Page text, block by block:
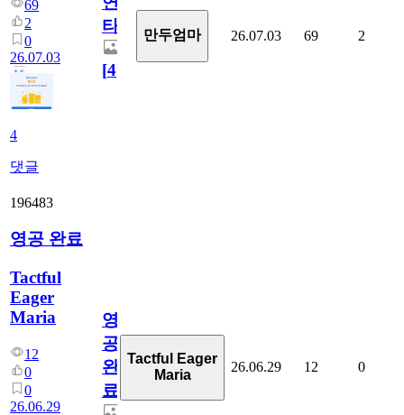
69
2
0
26.07.03
4
댓글
타
[4]
만두엄마 26.07.03 69 2
196483
영공 완료
Tactful
Eager
Maria
12
0
0
26.06.29
영
공
완
료
Tactful Eager
Maria
26.06.29 12 0